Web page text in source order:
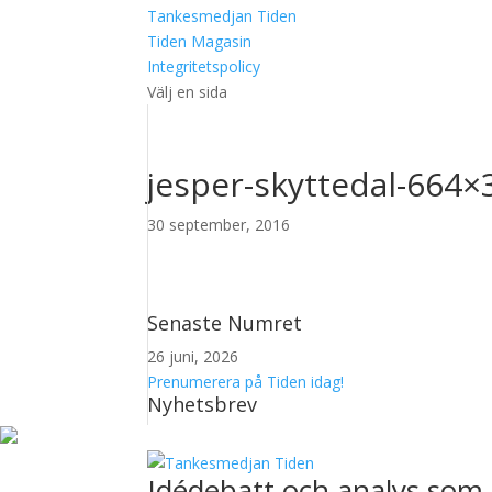
Tankesmedjan Tiden
Tiden Magasin
Integritetspolicy
Välj en sida
jesper-skyttedal-
30 september, 2016
Senaste Numret
26 juni, 2026
Prenumerera på Tiden idag!
Nyhetsbrev